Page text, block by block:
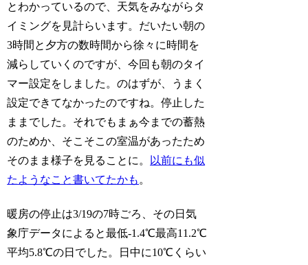
とわかっているので、天気をみながらタ
イミングを見計らいます。だいたい朝の
3時間と夕方の数時間から徐々に時間を
減らしていくのですが、今回も朝のタイ
マー設定をしました。のはずが、うまく
設定できてなかったのですね。停止した
ままでした。それでもまぁ今までの蓄熱
のためか、そこそこの室温があったため
そのまま様子を見ることに。
以前にも似
たようなこと書いてたかも 。
暖房の停止は3/19の7時ごろ、その日気
象庁データによると最低-1.4℃最高11.2℃
平均5.8℃の日でした。日中に10℃くらい